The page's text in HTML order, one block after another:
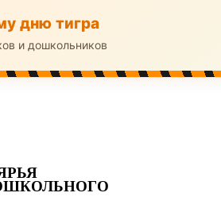
дню тигра
и дошкольников